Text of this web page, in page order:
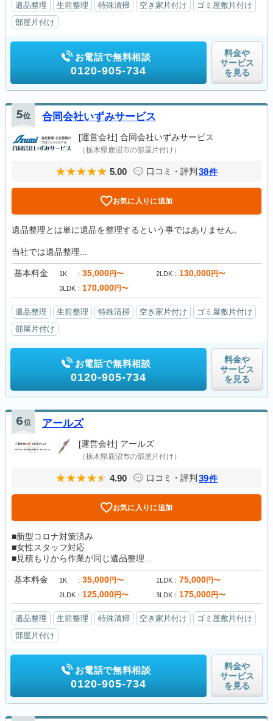
遺品整理 生前整理 特殊清掃 空き家片付け
ゴミ屋敷片付け
部屋片付け
お電話で無料相談
0120-905-734
料金や
サービス
を見る
5位 合同会社いずみサービス
[運営会社] 合同会社いずみサービス
（栃木県鹿沼市の部屋片付け）
5.00 口コミ・評判 38件
お気に入りに追加
遺品整理とは単に遺品を整理するという事ではありません。
当社では遺品整理...
基本料金 1K 35,000円〜 2LDK 130,000円〜
3LDK 170,000円〜
遺品整理 生前整理 特殊清掃 空き家片付け
ゴミ屋敷片付け
部屋片付け
お電話で無料相談
0120-905-734
料金や
サービス
を見る
6位 アールズ
[運営会社] アールズ
（栃木県鹿沼市の部屋片付け）
4.90 口コミ・評判 39件
お気に入りに追加
■新型コロナ対策済み
■女性スタッフ対応
■見積もりから作業が同じ遺品整理...
基本料金 1K 35,000円〜 1LDK 75,000円〜
2LDK 125,000円〜 3LDK 175,000円〜
遺品整理 生前整理 特殊清掃 空き家片付け
ゴミ屋敷片付け
部屋片付け
お電話で無料相談
0120-905-734
料金や
サービス
を見る